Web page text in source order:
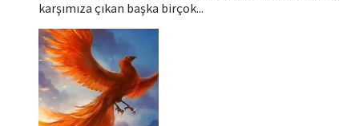
karşımıza çıkan başka birçok...